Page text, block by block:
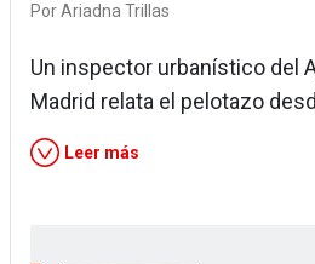
PorAriadna Trillas
Un inspector urbanístico del
Madrid relata el pelotazo
Leer más